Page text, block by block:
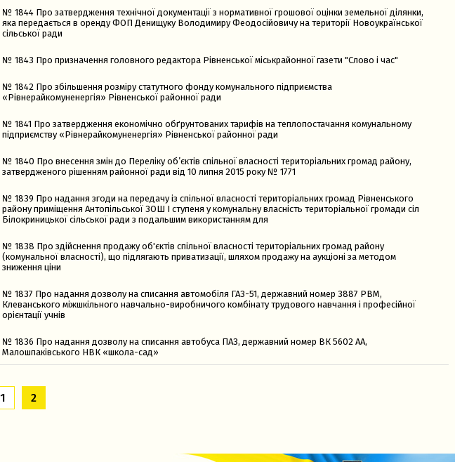
№ 1844 Про затвердження технічної документації з нормативної грошової оцінки земельної ділянки,
яка передається в оренду ФОП Денищуку Володимиру Феодосійовичу на території Новоукраїнської
сільської ради
№ 1843 Про призначення головного редактора Рівненської міськрайонної газети "Слово і час"
№ 1842 Про збільшення розміру статутного фонду комунального підприємства
«Рівнерайкомуненергія» Рівненської районної ради
№ 1841 Про затвердження економічно обґрунтованих тарифів на теплопостачання комунальному
підприємству «Рівнерайкомуненергія» Рівненської районної ради
№ 1840 Про внесення змін до Переліку об’єктів спільної власності територіальних громад району,
затвердженого рішенням районної ради від 10 липня 2015 року № 1771
№ 1839 Про надання згоди на передачу із спільної власності територіальних громад Рівненського
району приміщення Антопільської ЗОШ I ступеня у комунальну власність територіальної громади сіл
Білокриницької сільської ради з подальшим використанням для
№ 1838 Про здійснення продажу об'єктів спільної власності територіальних громад району
(комунальної власності), що підлягають приватизації, шляхом продажу на аукціоні за методом
зниження ціни
№ 1837 Про надання дозволу на списання автомобіля ГАЗ-51, державний номер 3887 РВМ,
Клеванського міжшкільного навчально-виробничого комбінату трудового навчання і професійної
орієнтації учнів
№ 1836 Про надання дозволу на списання автобуса ПАЗ, державний номер ВК 5602 АА,
Малошпаківського НВК «школа-сад»
1 2